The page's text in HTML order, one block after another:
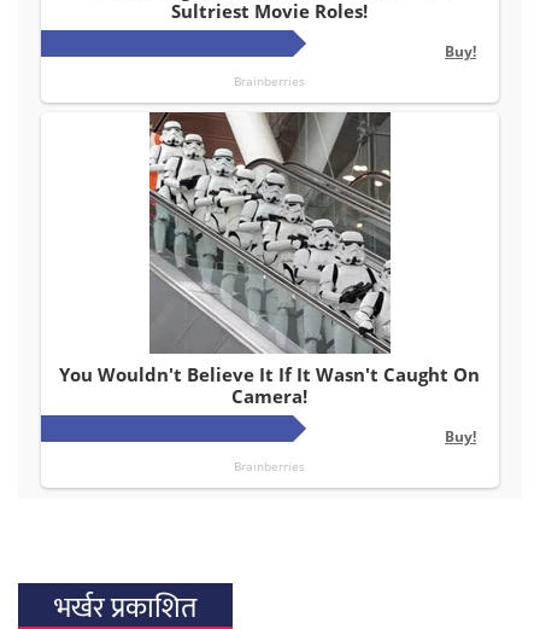
भर्खर प्रकाशित